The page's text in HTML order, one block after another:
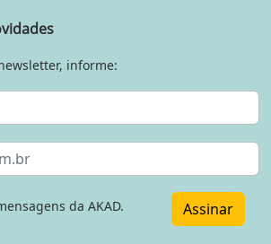
informe:
da AKAD. Assinar